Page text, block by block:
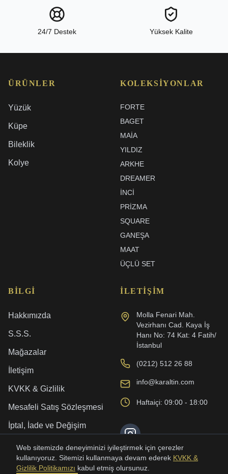
24/7 Destek Yüksek Kalite
ÜRÜNLER
Yüzük
Küpe
Bileklik
Kolye
KOLEKSIYONLAR
FORTE
BAGET
MAIA
YILDIZ
ARKHE
DREAMER
İNCI
PRIZMA
SQUARE
GANEŞA
MAAT
ÜÇLÜ SET
BILGI
Hakkımızda
S.S.S.
Mağazalar
İletişim
KVKK & Gizlilik
Mesafeli Satış Sözleşmesi
İptal, İade ve Değişim
Kargo ve Teslimat
İLETIŞIM
Molla Fenari Mah.
Vezirhanı Cad. Kaya İş
Hanı No: 74 Kat: 4 Fatih/
İstanbul
(0212) 512 26 88
info@karaltin.com
Haftaiçi: 09:00 - 18:00
Web sitemizde deneyiminizi iyileştirmek için çerezler
kullanıyoruz. Sitemizi kullanmaya devam ederek KVKK &
Gizlilik Politikamızı kabul etmiş olursunuz.